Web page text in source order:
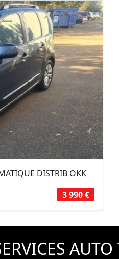
DISTRIB OKK
3 990 €